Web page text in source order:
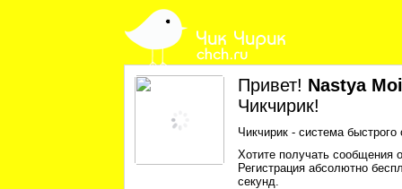
Привет! Nastya
Чикчирик!
Чикчирик - система
Хотите получать сообщения
Регистрация абсолютно
секунд.